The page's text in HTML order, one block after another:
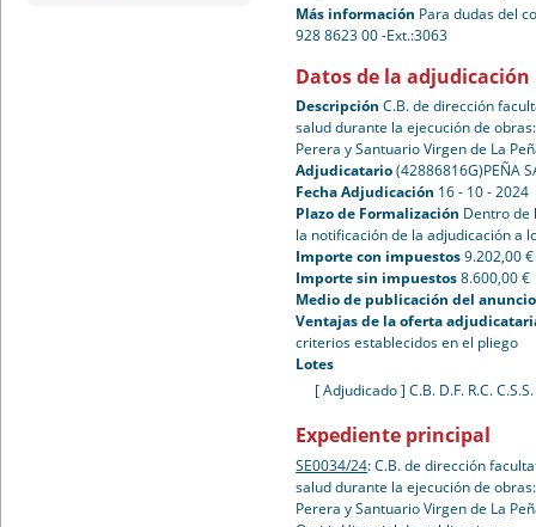
Más información Para dudas del
928 8623 00 -Ext.:3063
Datos de la adjudicación
Descripción C.B. de dirección
salud durante la ejecución de
Perera y Santuario Virgen de La
Adjudicatario(42886816G)PEÑA
Fecha Adjudicación 16 - 10 - 2024
Plazo de Formalización Dentro de
la notificación de la adjudicación a
Importe con impuestos9.202,00 €
Importe sin impuestos8.600,00 €
Medio de publicación del
Ventajas de la oferta
criterios establecidos en el pliego
Lotes
[ Adjudicado ] C.B. D.F. R.C.
Expediente principal
SE0034/24:C.B. de dirección
salud durante la ejecución de
Perera y Santuario Virgen de La